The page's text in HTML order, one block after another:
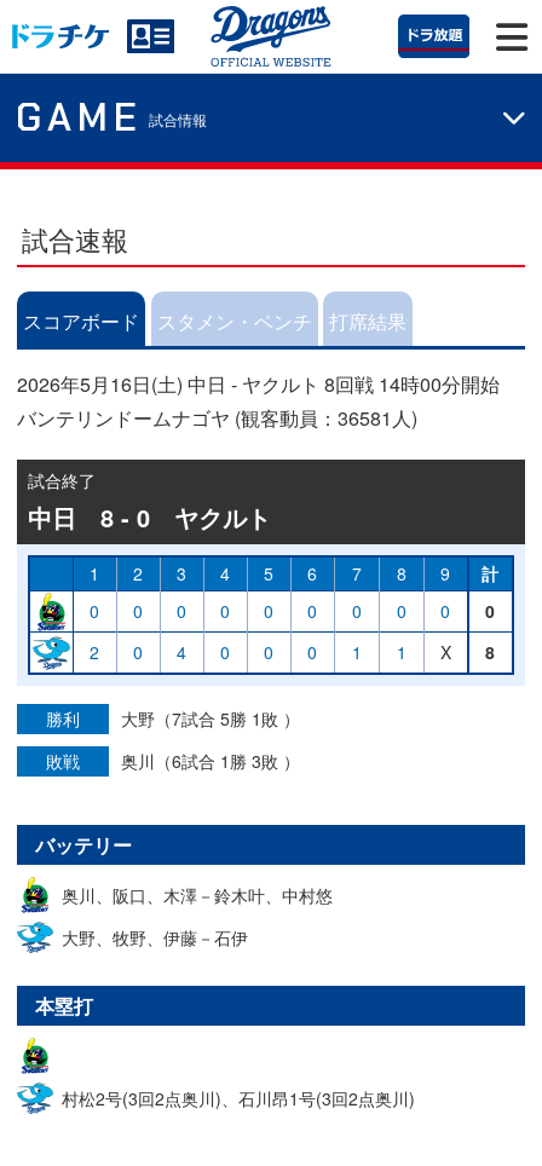
GAME 試合情報
試合速報
スコアボード スタメン・ベンチ 打席結果
2026年5月16日(土) 中日 - ヤクルト 8回戦 14時00分開始
バンテリンドームナゴヤ (観客動員：36581人)
試合終了
中日 8 - 0 ヤクルト
1 2 3 4 5 6 7 8 9
計
0
0 0 0 0 0 0 0 0
0
2
0 4 0 0 0 1 1 X 8
勝利
大野（7試合 5勝 1敗 ）
敗戦
奥川（6試合 1勝 3敗 ）
バッテリー
奥川、阪口、木澤－鈴木叶、中村悠
大野、牧野、伊藤－石伊
本塁打
村松2号(3回2点奥川)、石川昂1号(3回2点奥川)